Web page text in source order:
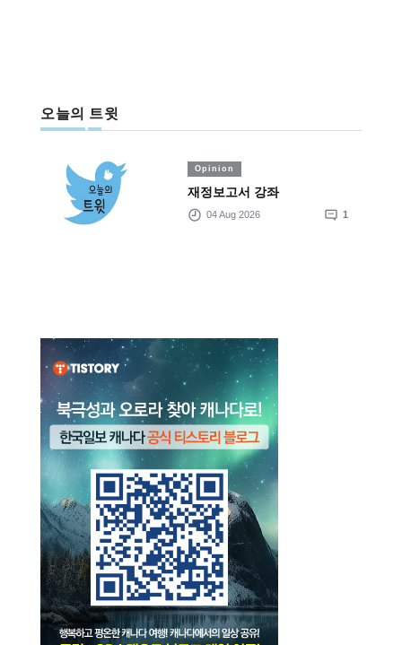
오늘의 트윗
Opinion
재정보고서 강좌
04 Aug 2026 1